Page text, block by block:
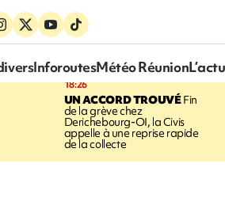
InforoutesMétéo Réunion
18:26
UN ACCORD TROUVÉFin
de la grève chez
Derichebourg-OI, la Civis
appelle à une reprise rapide
de la collecte